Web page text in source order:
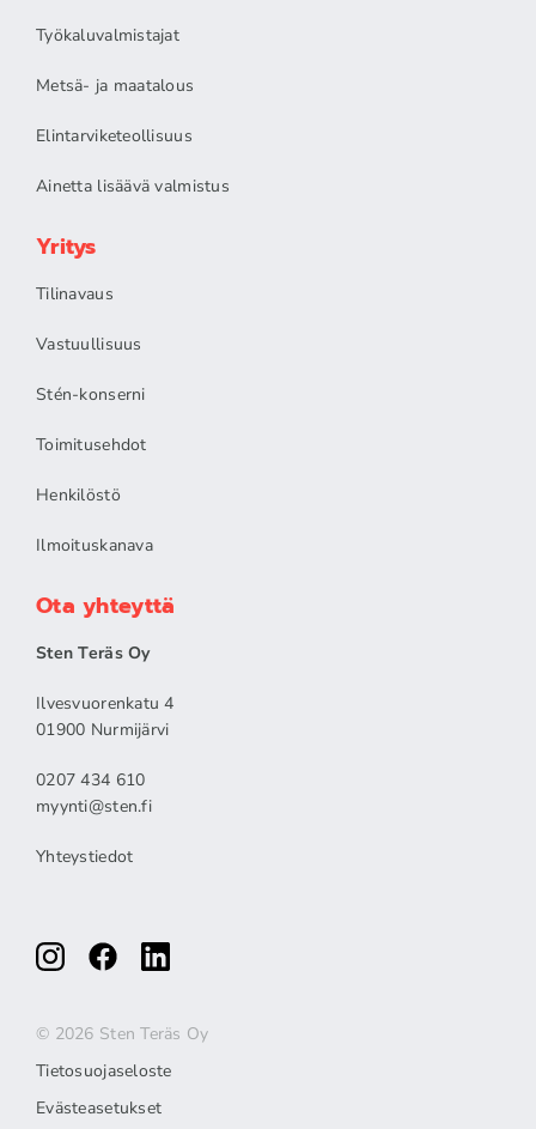
Työkaluvalmistajat
Metsä- ja maatalous
Elintarviketeollisuus
Ainetta lisäävä valmistus
Yritys
Tilinavaus
Vastuullisuus
Stén-konserni
Toimitusehdot
Henkilöstö
Ilmoituskanava
Ota yhteyttä
Sten Teräs Oy
Ilvesvuorenkatu 4
01900 Nurmijärvi
0207 434 610
myynti@sten.fi
Yhteystiedot
© 2026 Sten Teräs Oy
Tietosuojaseloste
Evästeasetukset